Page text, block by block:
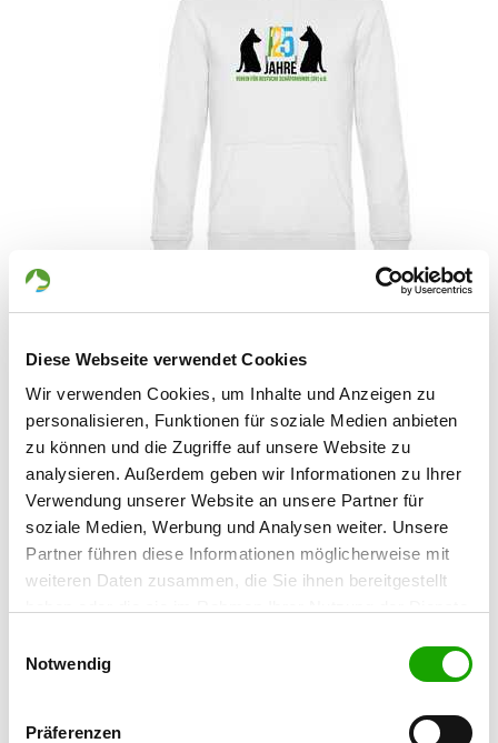
Diese Webseite verwendet Cookies
Wir verwenden Cookies, um Inhalte und Anzeigen zu
personalisieren, Funktionen für soziale Medien anbieten
zu können und die Zugriffe auf unsere Website zu
analysieren. Außerdem geben wir Informationen zu Ihrer
Verwendung unserer Website an unsere Partner für
soziale Medien, Werbung und Analysen weiter. Unsere
Partner führen diese Informationen möglicherweise mit
weiteren Daten zusammen, die Sie ihnen bereitgestellt
Cookies, wenn Sie unsere Webseite weiterhin nutzen.
Notwendig
Präferenzen
Hoodie, die Bauchtasche und viele andere
unserem Bestellservice
Bildergalerie - Kranzniederlegung in
Dresden 22.04.2024
Galerie